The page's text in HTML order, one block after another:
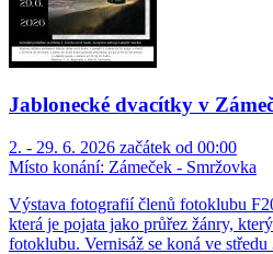
Jablonecké dvacítky v
2. - 29. 6. 2026 začátek od 00:00
Místo konání: Zámeček - Smržovka
Výstava fotografií členů fotoklubu
která je pojata jako průřez žánry,
fotoklubu. Vernisáž se koná ve